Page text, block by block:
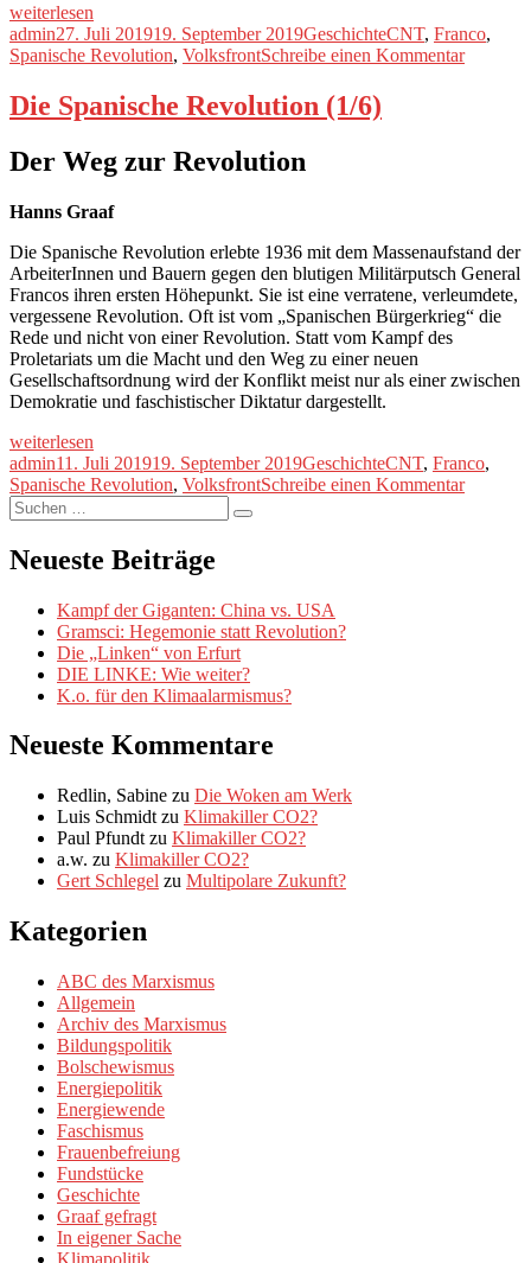
„Die
Spanische
Revolution
weiterlesen
Autor
adminVeröffentlicht
am
27. Juli 201919. September 2019Kategorien
GeschichteSchlagwörter
CNT, Franco,
Spanische Revolution, VolksfrontSchreibe einen Kommentarzu
Die Spanische Revolution (1/6)
Der Weg zur Revolution
Hanns Graaf
Die Spanische Revolution erlebte 1936 mit dem Massenaufstand der
ArbeiterInnen und Bauern gegen den blutigen Militärputsch General
Francos ihren ersten Höhepunkt. Sie ist eine verratene, verleumdete,
vergessene Revolution. Oft ist vom „Spanischen Bürgerkrieg“ die
Rede und nicht von einer Revolution. Statt vom Kampf des
Proletariats um die Macht und den Weg zu einer neuen
Gesellschaftsordnung wird der Konflikt meist nur als einer zwischen
Demokratie und faschistischer Diktatur dargestellt.
„Die
Spanische
Revolution
(1/6)“
weiterlesen
Autor
adminVeröffentlicht
am
11. Juli 201919. September 2019Kategorien
GeschichteSchlagwörter
CNT, Franco,
Spanische Revolution, VolksfrontSchreibe einen Kommentarzu
Suche
nach:
Suchen
Neueste Beiträge
Kampf der Giganten: China vs. USA
Gramsci: Hegemonie statt Revolution?
Die „Linken“ von Erfurt
DIE LINKE: Wie weiter?
K.o. für den Klimaalarmismus?
Neueste Kommentare
Redlin, Sabine zu Die Woken am Werk
Luis Schmidt zu Klimakiller CO2?
Paul Pfundt zu Klimakiller CO2?
a.w. zu Klimakiller CO2?
Gert Schlegel zu Multipolare Zukunft?
Kategorien
ABC des Marxismus
Allgemein
Archiv des Marxismus
Bildungspolitik
Bolschewismus
Energiepolitik
Energiewende
Faschismus
Frauenbefreiung
Fundstücke
Geschichte
Graaf gefragt
In eigener Sache